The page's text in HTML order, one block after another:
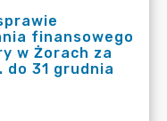
finansowego
w Żorach za
do 31 grudnia